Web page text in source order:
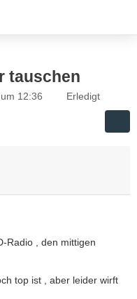
tauschen
12:36 Erledigt
Radio , den mittigen
top ist , aber leider wirft